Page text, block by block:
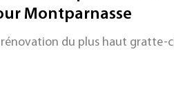
classe de structures
soie d’araignée naturelle
Montparnasse
rénovation du plus haut gratte-